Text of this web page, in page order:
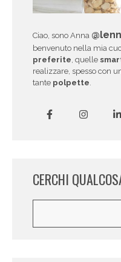
Ciao, sono Anna
benvenuto nella mia
preferite, quelle
realizzare, spesso con
tante polpette.
CERCHI